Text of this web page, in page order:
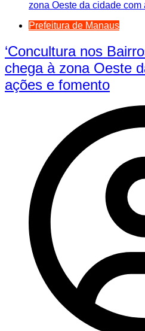
Prefeitura de Manaus
‘Concultura nos
chega à zona Oeste
ações e fomento